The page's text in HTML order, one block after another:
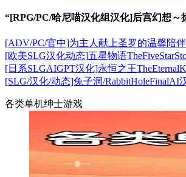
“[RPG/PC/哈尼喵汉化组汉化]后宫幻想
[ADV/PC/官中]为主人献上圣罗的温馨陪
[欧美SLG汉化动态]五星物语
[日系SLGAIGPT汉化]永恒之王
[SLG/汉化/动态]兔子洞/RabbitHoleFinalAI
各类单机绅士游戏